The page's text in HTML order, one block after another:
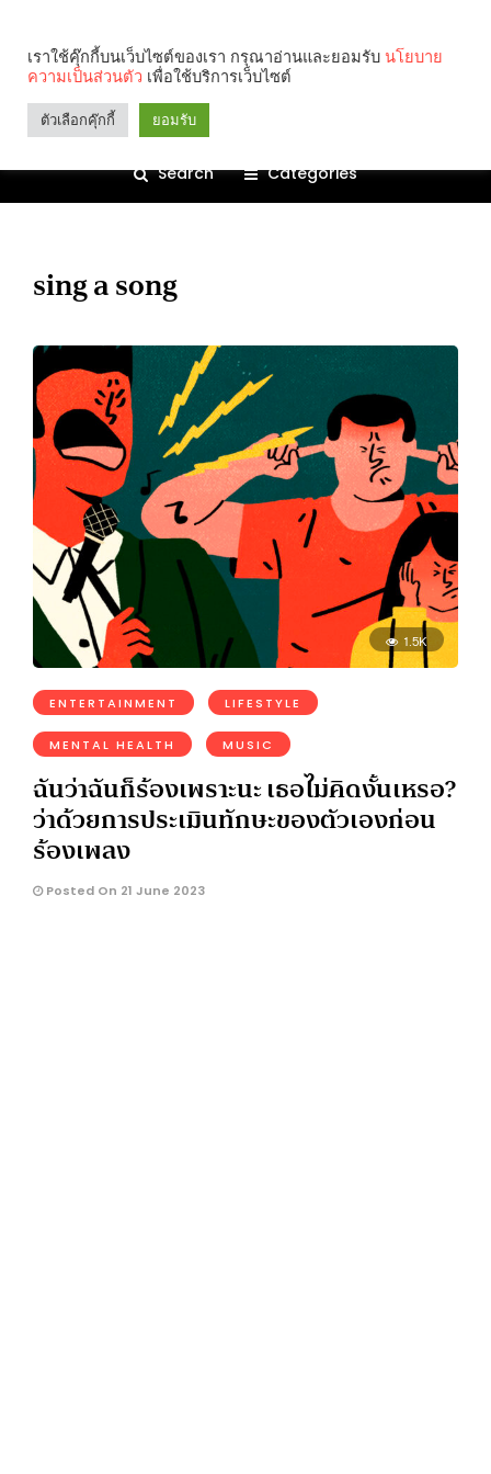
Search Categories
sing a song
1.5K
ENTERTAINMENT LIFESTYLE
MENTAL HEALTH MUSIC
ฉันว่าฉันก็ร้องเพราะนะ เธอไม่คิดงั้นเหรอ?
ว่าด้วยการประเมินทักษะของตัวเองก่อน
ร้องเพลง
Posted On 21 June 2023
เราใช้คุ๊กกี้บนเว็บไซต์ของเรา กรุณาอ่านและยอมรับ นโยบาย
ความเป็นส่วนตัว เพื่อใช้บริการเว็บไซต์
ตัวเลือกคุ๊กกี้ ยอมรับ